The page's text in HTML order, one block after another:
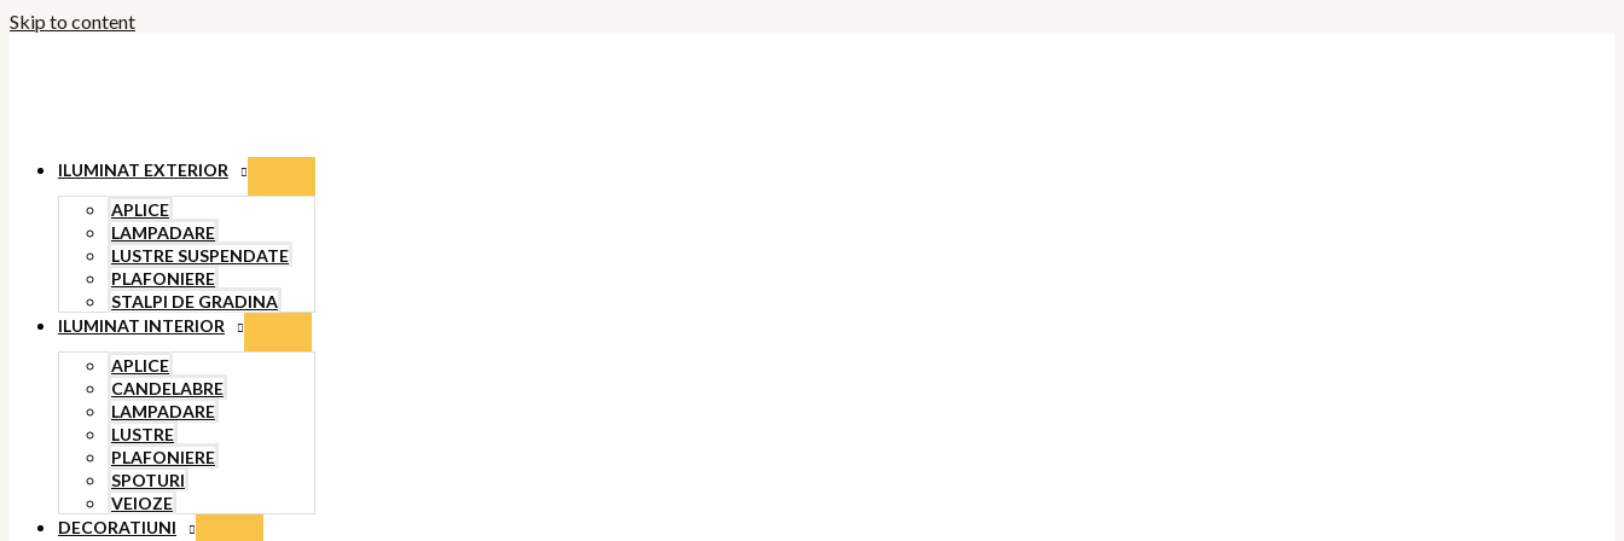
Skip to content
ILUMINAT EXTERIOR
APLICE
LAMPADARE
LUSTRE SUSPENDATE
PLAFONIERE
STALPI DE GRADINA
ILUMINAT INTERIOR
APLICE
CANDELABRE
LAMPADARE
LUSTRE
PLAFONIERE
SPOTURI
VEIOZE
DECORATIUNI